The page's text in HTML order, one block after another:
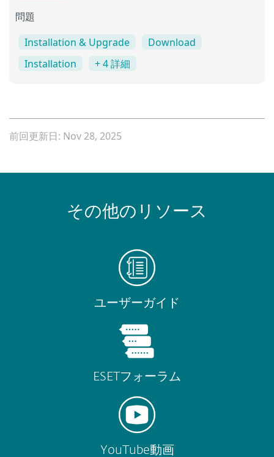
問題
Installation & Upgrade
Download
Installation
+ 4 詳細
前回更新日: Nov 28, 2025
その他のリソース
ユーザーガイド
ESETフォーラム
YouTube動画